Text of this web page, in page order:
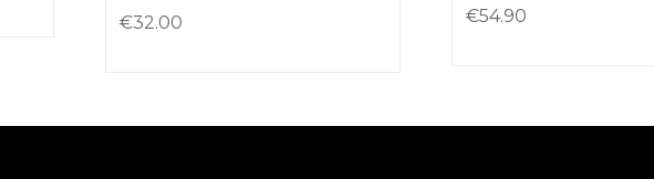
€32.00 €54.90